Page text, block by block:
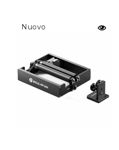
Nuovo